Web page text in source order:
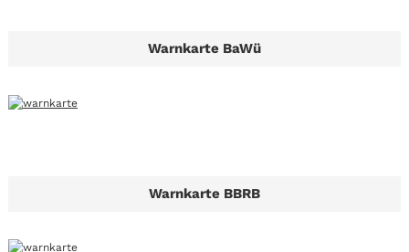
Warnkarte BaWü
Warnkarte BBRB